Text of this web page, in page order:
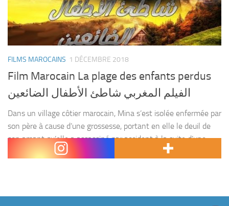
FILMS MAROCAINS 1 DÉCEMBRE 2018
Film Marocain La plage des enfants perdus
الفيلم المغربي شاطئ الأطفال الضائعين
Dans un village côtier marocain, Mina s’est isolée enfermée par
son père à cause d’une grossesse, portant en elle le deuil de
son amant qu’elle a assassiné par accident à la suite d’une
dispute....